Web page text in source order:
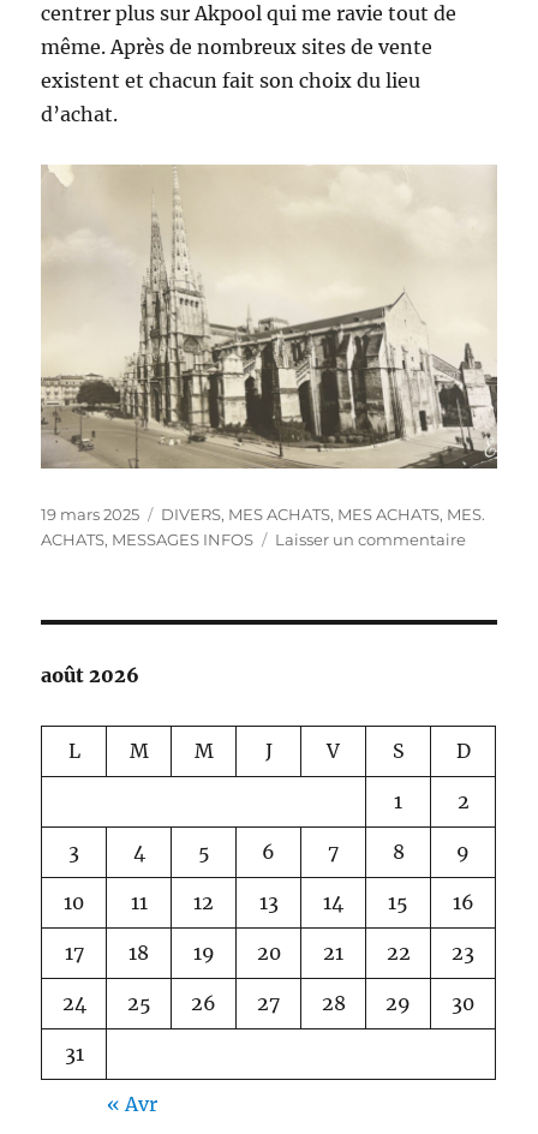
centrer plus sur Akpool qui me ravie tout de
même. Après de nombreux sites de vente
existent et chacun fait son choix du lieu
d’achat.
Publié
le
19 mars 2025 Catégories
DIVERS, MES ACHATS, MES ACHATS, MES.
ACHATS, MESSAGES INFOS Laisser un commentairesur
août 2026
L M M J V S D
1 2
3 4 5 6 7 8 9
10 11 12 13 14 15 16
17 18 19 20 21 22 23
24 25 26 27 28 29 30
31
« Avr